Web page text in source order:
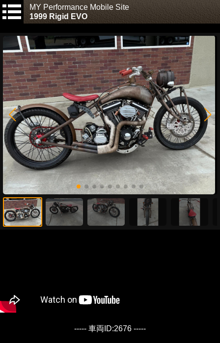
MY Performance Mobile Site
1999 Rigid EVO
----- 車両ID:2676 -----